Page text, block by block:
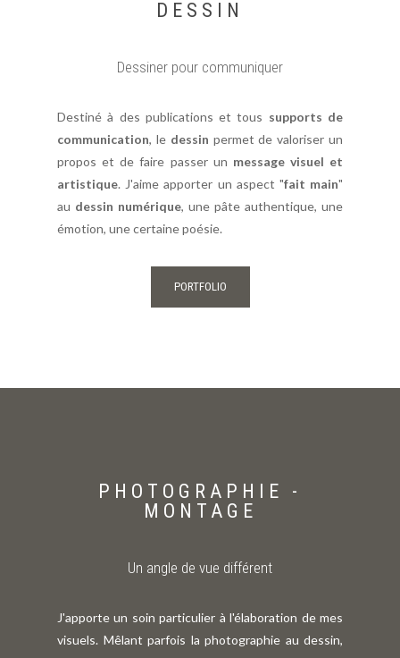
DESSIN
Dessiner pour communiquer
Destiné à des publications et tous supports de
communication, le dessin permet de valoriser un
propos et de faire passer un message visuel et
artistique. J'aime apporter un aspect "fait main"
au dessin numérique, une pâte authentique, une
émotion, une certaine poésie.
PORTFOLIO
PHOTOGRAPHIE -
MONTAGE
Un angle de vue différent
J'apporte un soin particulier à l'élaboration de mes
visuels. Mêlant parfois la photographie au dessin,